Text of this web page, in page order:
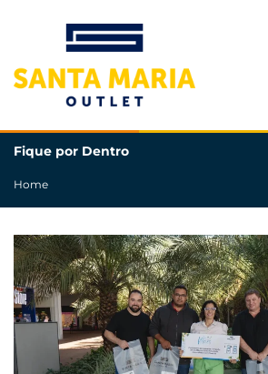
Fique por Dentro
Home